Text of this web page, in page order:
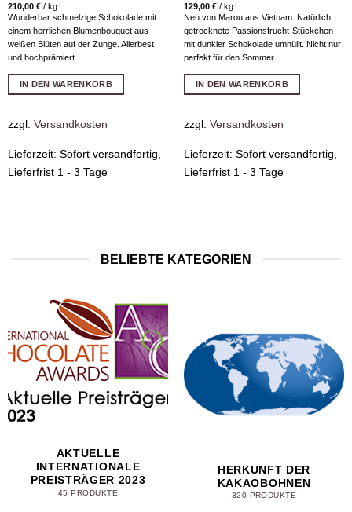
210,00 €/ kg
Wunderbar schmelzige Schokolade mit
einem herrlichen Blumenbouquet aus
weißen Blüten auf der Zunge. Allerbest
und hochprämiert
IN DEN WARENKORB
zzgl. Versandkosten
Lieferzeit: Sofort versandfertig,
Lieferfrist 1 - 3 Tage
129,00 €/ kg
Neu von Marou aus Vietnam: Natürlich
getrocknete Passionsfrucht-Stückchen
mit dunkler Schokolade umhüllt. Nicht nur
perfekt für den Sommer
IN DEN WARENKORB
zzgl. Versandkosten
Lieferzeit: Sofort versandfertig,
Lieferfrist 1 - 3 Tage
BELIEBTE KATEGORIEN
AKTUELLE
INTERNATIONALE
PREISTRÄGER 2023
45 PRODUKTE
HERKUNFT DER
KAKAOBOHNEN
320 PRODUKTE